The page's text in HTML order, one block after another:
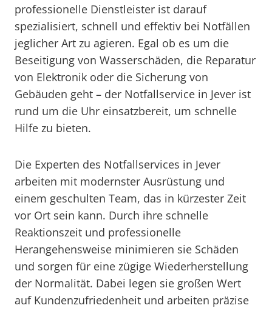
professionelle Dienstleister ist darauf
spezialisiert, schnell und effektiv bei Notfällen
jeglicher Art zu agieren. Egal ob es um die
Beseitigung von Wasserschäden, die Reparatur
von Elektronik oder die Sicherung von
Gebäuden geht – der Notfallservice in Jever ist
rund um die Uhr einsatzbereit, um schnelle
Hilfe zu bieten.
Die Experten des Notfallservices in Jever
arbeiten mit modernster Ausrüstung und
einem geschulten Team, das in kürzester Zeit
vor Ort sein kann. Durch ihre schnelle
Reaktionszeit und professionelle
Herangehensweise minimieren sie Schäden
und sorgen für eine zügige Wiederherstellung
der Normalität. Dabei legen sie großen Wert
auf Kundenzufriedenheit und arbeiten präzise